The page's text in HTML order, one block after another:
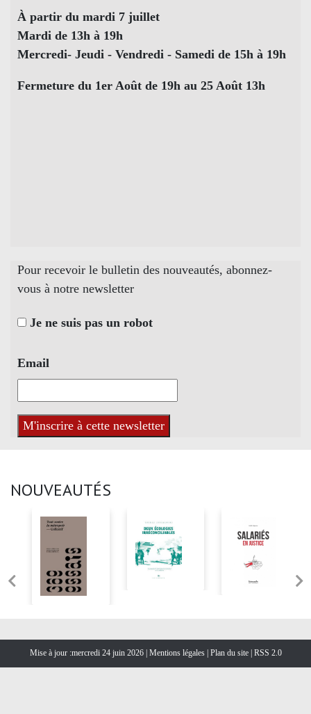
À partir du mardi 7 juillet
Mardi de 13h à 19h
Mercredi- Jeudi - Vendredi - Samedi de 15h à 19h
Fermeture du 1er Août de 19h au 25 Août 13h
Pour recevoir le bulletin des nouveautés, abonnez-
vous à notre newsletter
Je ne suis pas un robot
Email
NOUVEAUTÉS
Mise à jour :mercredi 24 juin 2026 | Mentions légales | Plan du site |RSS 2.0